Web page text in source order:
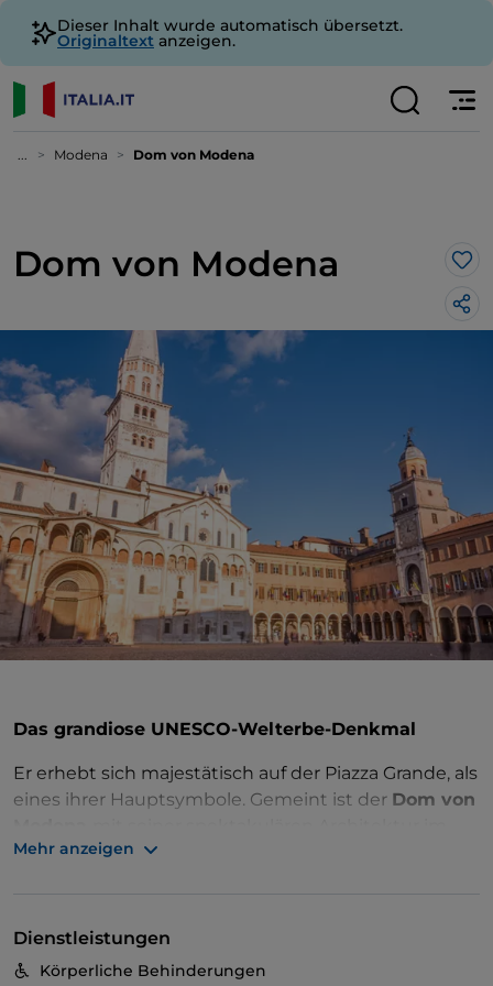
Dieser Inhalt wurde automatisch übersetzt.
Originaltext anzeigen.
... Modena Dom von Modena
Dom von Modena
Das grandiose UNESCO-Welterbe-Denkmal
Er erhebt sich majestätisch auf der Piazza Grande, als
eines ihrer Hauptsymbole. Gemeint ist der Dom von
romanischen Stil, die von der UNESCO zum
in Cielo e San Geminiano, auch bekannt als das
„Haus von San Geminiano“, und er ist das wichtigste
Mehr anzeigen
Dienstleistungen
Körperliche Behinderungen